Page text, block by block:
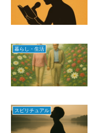
暮らし・生活
スピリチュアル